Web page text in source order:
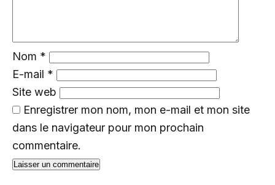
Nom *
E-mail *
Site web
Enregistrer mon nom, mon e-mail et mon site
dans le navigateur pour mon prochain
commentaire.